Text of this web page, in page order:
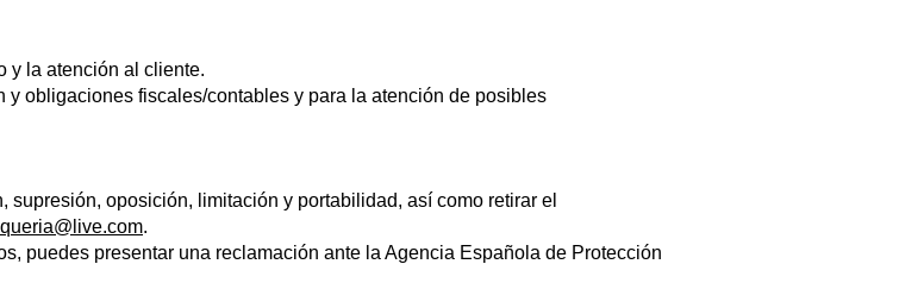
y la atención al cliente.
obligaciones fiscales/contables y para la atención de posibles
oposición, limitación y portabilidad, así como retirar el
.
puedes presentar una reclamación ante la Agencia Española de Protección